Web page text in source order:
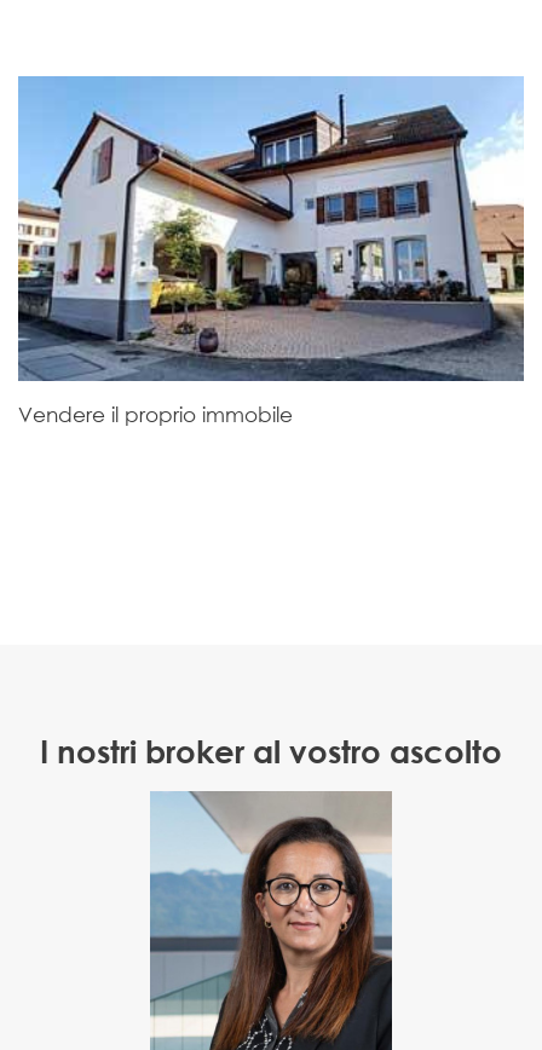
Vendere il proprio immobile
I nostri broker al vostro ascolto